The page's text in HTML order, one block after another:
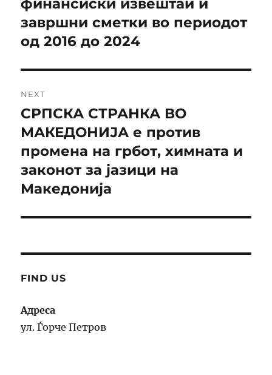
V
E
напис
финансиски извештаи и
завршни сметки во периодот
од 2016 до 2024
NEXT
Next
post:
СРПСКА СТРАНКА ВО
МАКЕДОНИЈА е против
промена на грбот, химната и
законот за јазици на
Македонија
FIND US
Адреса
ул. Ѓорче Петров